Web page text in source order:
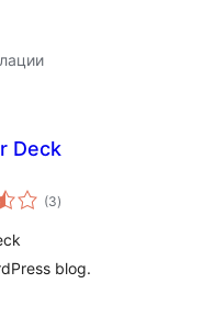
Deck
(3общо
оценки
)
blog.